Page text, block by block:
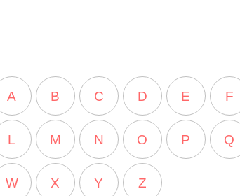
A B C D E F
L M N O P Q
W X Y Z